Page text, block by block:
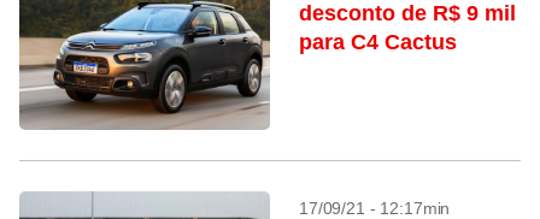
desconto de R$ 9 mil
para C4 Cactus
17/09/21 - 12:17min